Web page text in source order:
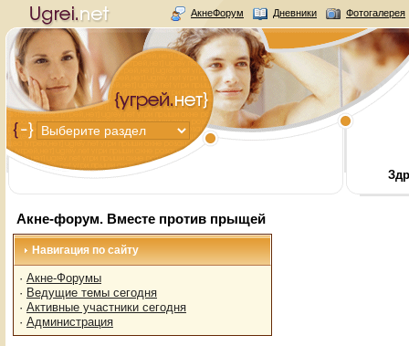
АкнеФорум Дневники Фотогалерея
Акне-форум. Вместе против прыщей
Навигация по сайту
· Акне-Форумы
· Ведущие темы сегодня
· Активные участники сегодня
· Администрация